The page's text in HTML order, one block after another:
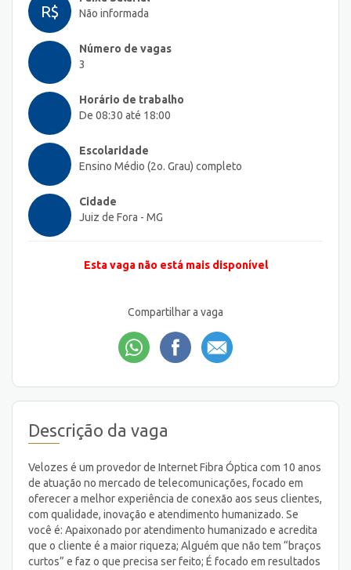
R$
Não informada
Número de vagas
3
Horário de trabalho
De 08:30 até 18:00
Escolaridade
Ensino Médio (2o. Grau) completo
Cidade
Juiz de Fora - MG
Esta vaga não está mais disponível
Compartilhar a vaga
Descrição da vaga
Velozes é um provedor de Internet Fibra Óptica com 10 anos
de atuação no mercado de telecomunicações, focado em
oferecer a melhor experiência de conexão aos seus clientes,
com qualidade, inovação e atendimento humanizado. Se
você é: Apaixonado por atendimento humanizado e acredita
que o cliente é a maior riqueza; Alguém que não tem “braços
curtos” e faz o que precisa ser feito; É focado em resultados